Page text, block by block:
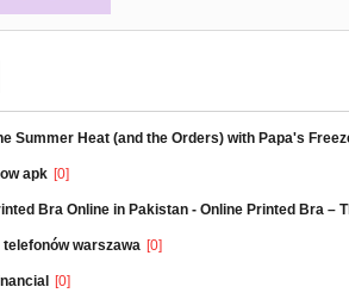
Summer Heat (and the Orders) with Papa's
apk [0]
Bra Online in Pakistan - Online Printed Bra –
warszawa [0]
[0]